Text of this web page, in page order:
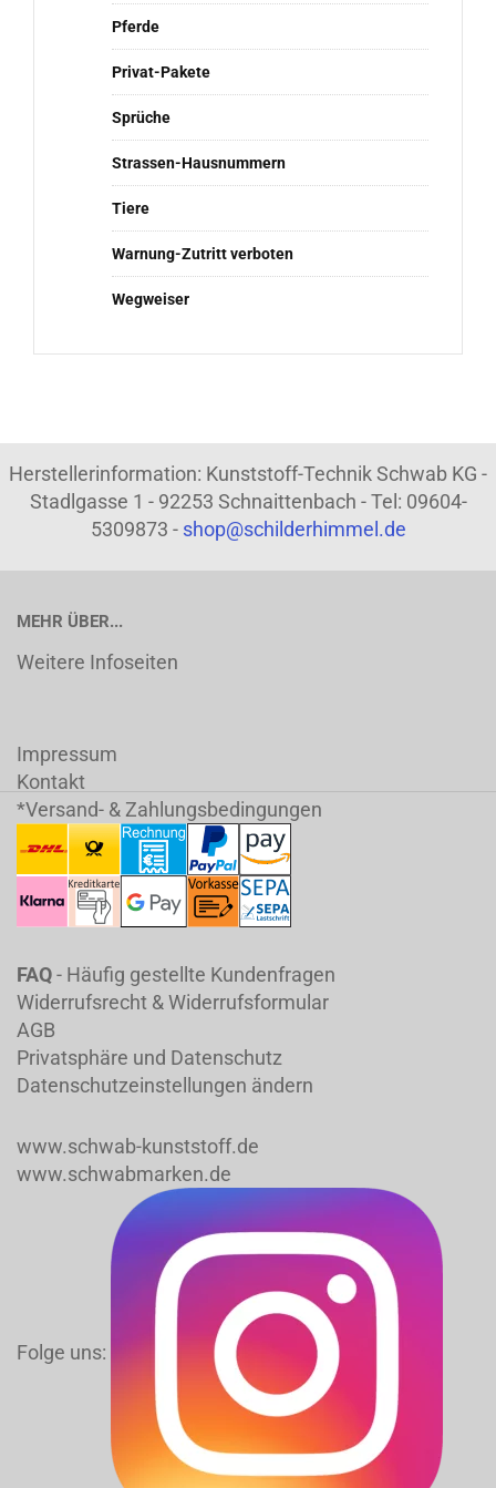
Pferde
Privat-Pakete
Sprüche
Strassen-Hausnummern
Tiere
Warnung-Zutritt verboten
Wegweiser
Herstellerinformation: Kunststoff-Technik Schwab KG -
Stadlgasse 1 - 92253 Schnaittenbach - Tel: 09604-
5309873 - shop@schilderhimmel.de
MEHR ÜBER...
Weitere Infoseiten
Impressum
Kontakt
*Versand- & Zahlungsbedingungen
FAQ- Häufig gestellte Kundenfragen
Widerrufsrecht & Widerrufsformular
AGB
Privatsphäre und Datenschutz
Datenschutzeinstellungen ändern
www.schwab-kunststoff.de
www.schwabmarken.de
Folge uns: